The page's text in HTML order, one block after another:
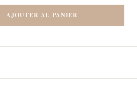
AJOUTER AU PANIER